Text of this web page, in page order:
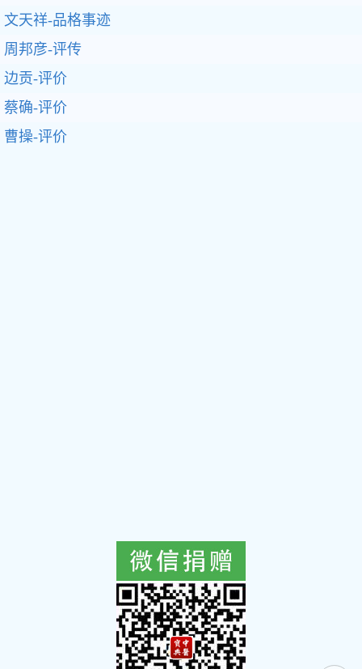
文天祥-品格事迹
周邦彦-评传
边贡-评价
蔡确-评价
曹操-评价